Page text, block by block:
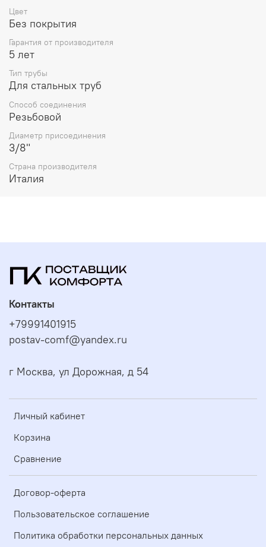
Цвет
Без покрытия
Гарантия от производителя
5 лет
Тип трубы
Для стальных труб
Способ соединения
Резьбовой
Диаметр присоединения
3/8"
Страна производителя
Италия
Личный кабинет
Корзина
Сравнение
Договор-оферта
Пользовательское соглашение
Политика обработки персональных данных
Контакты
+79991401915
postav-comf@yandex.ru
г Москва, ул Дорожная, д 54